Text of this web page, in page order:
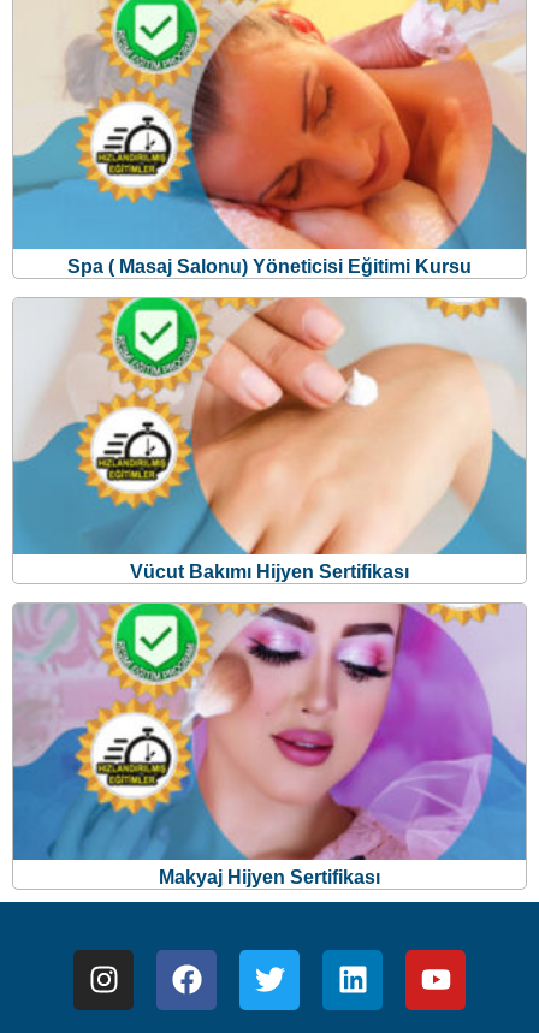
Spa ( Masaj Salonu) Yöneticisi Eğitimi Kursu
Vücut Bakımı Hijyen Sertifikası
Makyaj Hijyen Sertifikası